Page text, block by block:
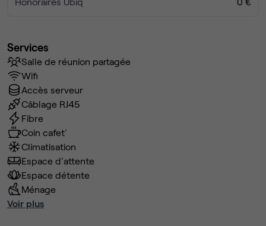
Services
Salle de réunion partagée
Wifi
Accès serveur
Câblage RJ45
Fibre
Coin cafet'
Climatisation
Espace d'attente
Espace détente
Ménage
Voir plus